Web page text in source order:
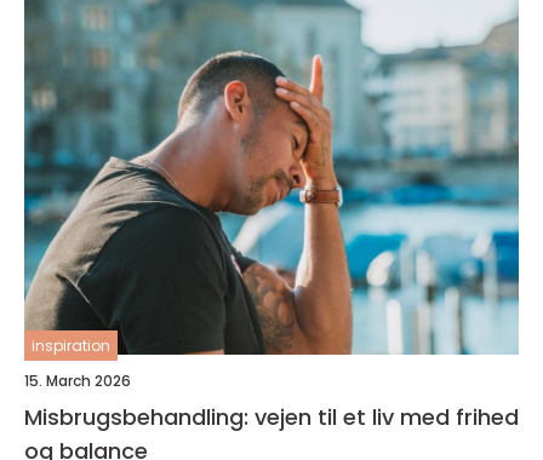
inspiration
15. March 2026
Misbrugsbehandling: vejen til et liv med frihed
og balance